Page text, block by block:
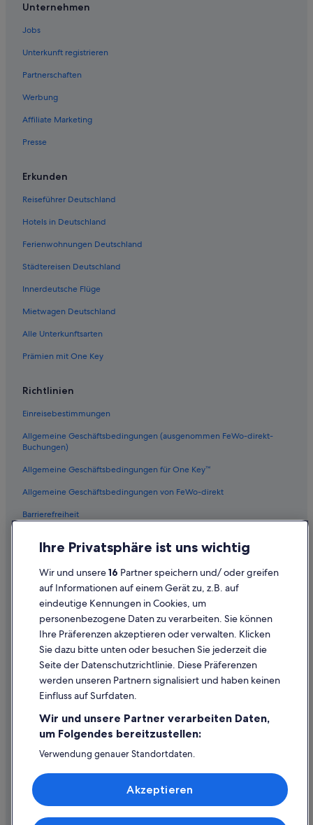
Unternehmen
Jobs
Unterkunft registrieren
Partnerschaften
Werbung
Affiliate Marketing
Presse
Erkunden
Reiseführer Deutschland
Hotels in Deutschland
Ferienwohnungen Deutschland
Städtereisen Deutschland
Innerdeutsche Flüge
Mietwagen Deutschland
Alle Unterkunftsarten
Prämien mit One Key
Richtlinien
Einreisebestimmungen
Allgemeine Geschäftsbedingungen (ausgenommen FeWo-direkt-
Buchungen)
Allgemeine Geschäftsbedingungen für One Key™
Allgemeine Geschäftsbedingungen von FeWo-direkt
Barrierefreiheit
Rechtliche Hinweise/Kontakt
Inhaltsrichtlinien und Melden von Inhalten
Hilfe
Hilfe
Flug stornieren
Rückerstattungsdauer
Expedia-Gutschein einlösen
Internationale Reisedokumente
Ihre Privatsphäre ist uns wichtig
Wir und unsere16 Partner speichern und/ oder greifen
auf Informationen auf einem Gerät zu, z.B. auf
eindeutige Kennungen in Cookies, um
personenbezogene Daten zu verarbeiten. Sie können
Ihre Präferenzen akzeptieren oder verwalten. Klicken
Sie dazu bitte unten oder besuchen Sie jederzeit die
Seite der Datenschutzrichtlinie. Diese Präferenzen
werden unseren Partnern signalisiert und haben keinen
Einfluss auf Surfdaten.
Wir und unsere Partner verarbeiten Daten,
um Folgendes bereitzustellen:
Verwendung genauer Standortdaten.
Speichern von oder Zugriff auf Informationen auf einem
Endgerät. Personalisierte Werbung und Inhalte, Messung
von Werbeleistung und der Performance von Inhalten,
Akzeptieren